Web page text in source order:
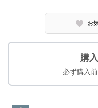
お
購
必ず購入